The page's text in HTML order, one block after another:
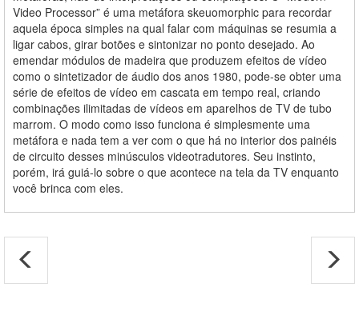
Video Processor” é uma metáfora skeuomorphic para recordar
aquela época simples na qual falar com máquinas se resumia a
ligar cabos, girar botões e sintonizar no ponto desejado. Ao
emendar módulos de madeira que produzem efeitos de vídeo
como o sintetizador de áudio dos anos 1980, pode-se obter uma
série de efeitos de vídeo em cascata em tempo real, criando
combinações ilimitadas de vídeos em aparelhos de TV de tubo
marrom. O modo como isso funciona é simplesmente uma
metáfora e nada tem a ver com o que há no interior dos painéis
de circuito desses minúsculos videotradutores. Seu instinto,
porém, irá guiá-lo sobre o que acontece na tela da TV enquanto
você brinca com eles.